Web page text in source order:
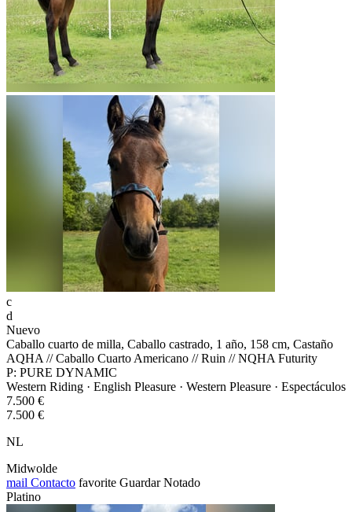
c
d
Nuevo
Caballo cuarto de milla, Caballo castrado, 1 año, 158 cm, Castaño
AQHA // Caballo Cuarto Americano // Ruin // NQHA Futurity
P: PURE DYNAMIC
Western Riding · English Pleasure · Western Pleasure · Espectáculos
7.500 €
7.500 €
NL
Midwolde
mail Contacto favorite Guardar Notado
Platino